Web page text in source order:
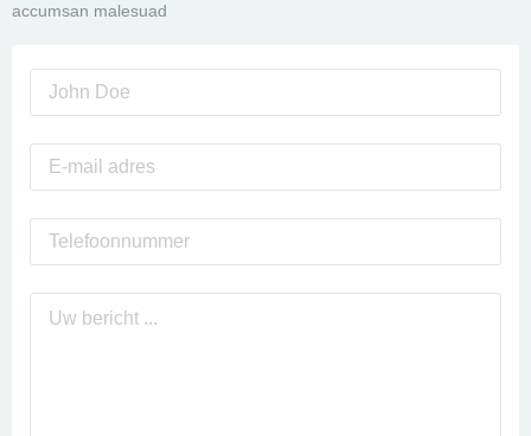
accumsan malesuad